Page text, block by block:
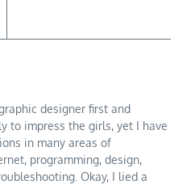
designer first and
to impress the girls, yet I have
in many areas of
programming, design,
Okay, I lied a